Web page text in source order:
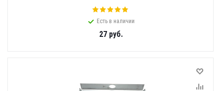
Есть в наличии
27руб.